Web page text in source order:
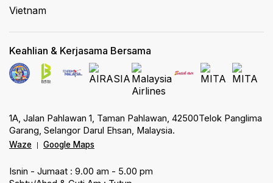
Vietnam
Keahlian & Kerjasama Bersama
1A, Jalan Pahlawan 1, Taman Pahlawan, 42500Telok Panglima
Garang, Selangor Darul Ehsan, Malaysia.
Waze Google Maps
Isnin - Jumaat : 9.00 am - 5.00 pm